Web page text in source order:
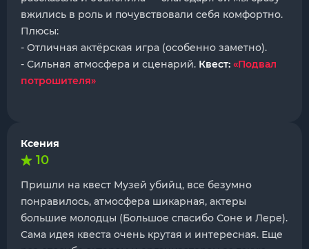
вжились в роль и почувствовали себя комфортно.
Плюсы:
- Отличная актёрская игра (особенно заметно).
- Сильная атмосфера и сценарий. Квест: «Подвал
потрошителя»
Ксения
10
Пришли на квест Музей убийц, все безумно
понравилось, атмосфера шикарная, актеры
большие молодцы (Большое спасибо Соне и Лере).
Сама идея квеста очень крутая и интересная. Еще